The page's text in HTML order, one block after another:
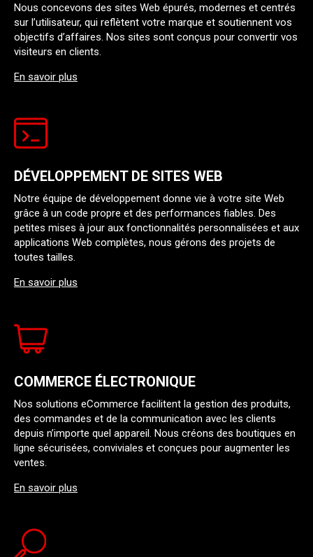
Nous concevons des sites Web épurés, modernes et centrés
sur l’utilisateur, qui reflètent votre marque et soutiennent vos
objectifs d’affaires. Nos sites sont conçus pour convertir vos
visiteurs en clients.
En savoir plus
DÉVELOPPEMENT DE SITES WEB
Notre équipe de développement donne vie à votre site Web
grâce à un code propre et des performances fiables. Des
petites mises à jour aux fonctionnalités personnalisées et aux
applications Web complètes, nous gérons des projets de
toutes tailles.
En savoir plus
COMMERCE ÉLECTRONIQUE
Nos solutions eCommerce facilitent la gestion des produits,
des commandes et de la communication avec les clients
depuis n’importe quel appareil. Nous créons des boutiques en
ligne sécurisées, conviviales et conçues pour augmenter les
ventes.
En savoir plus